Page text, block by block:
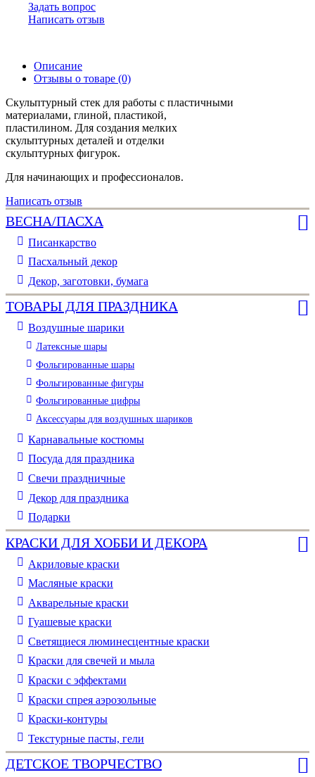
Задать вопрос
Написать отзыв
Описание
Отзывы о товаре (0)
Скульптурный стек для работы с пластичными
материалами, глиной, пластикой,
пластилином. Для создания мелких
скульптурных деталей и отделки
скульптурных фигурок.
Для начинающих и профессионалов.
Написать отзыв
ВЕСНА/ПАСХА
Писанкарство
Пасхальный декор
Декор, заготовки, бумага
ТОВАРЫ ДЛЯ ПРАЗДНИКА
Воздушные шарики
Латексные шары
Фольгированные шары
Фольгированные фигуры
Фольгированные цифры
Аксессуары для воздушных шариков
Карнавальные костюмы
Посуда для праздника
Свечи праздничные
Декор для праздника
Подарки
КРАСКИ ДЛЯ ХОББИ И ДЕКОРА
Акриловые краски
Масляные краски
Акварельные краски
Гуашевые краски
Светящиеся люминесцентные краски
Краски для свечей и мыла
Краски с эффектами
Краски спрея аэрозольные
Краски-контуры
Текстурные пасты, гели
ДЕТСКОЕ ТВОРЧЕСТВО